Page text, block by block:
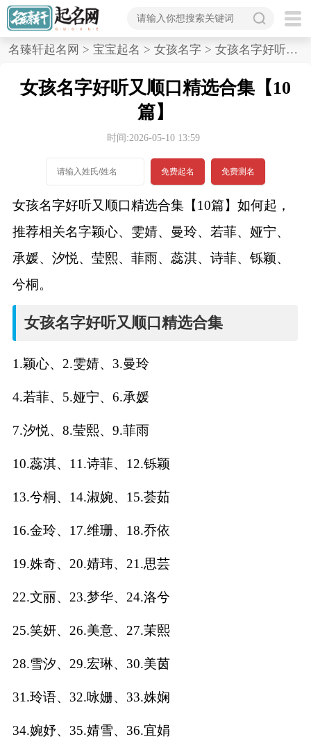
首
宝
名
女孩名字
打
分
男孩名字打分
女孩名字打分
蛇年起名
龙年起名
名臻轩起名网 > 宝宝起名 > 女孩名字 > 女孩名字好听又顺口精选合集,10篇
女孩名字好听又顺口精选合集【10
篇】
时间:2026-05-10 13:59
免费起名 免费测名
女孩名字好听又顺口精选合集【10篇】如何起，
推荐相关名字颖心、雯婧、曼玲、若菲、娅宁、
承媛、汐悦、莹熙、菲雨、蕊淇、诗菲、铄颖、
兮桐。
女孩名字好听又顺口精选合集
1.颖心、2.雯婧、3.曼玲
4.若菲、5.娅宁、6.承媛
7.汐悦、8.莹熙、9.菲雨
10.蕊淇、11.诗菲、12.铄颖
13.兮桐、14.淑婉、15.荟茹
16.金玲、17.维珊、18.乔依
19.姝奇、20.婧玮、21.思芸
22.文丽、23.梦华、24.洛兮
25.笑妍、26.美意、27.茉熙
28.雪汐、29.宏琳、30.美茵
31.玲语、32.咏姗、33.姝娴
34.婉妤、35.婧雪、36.宜娟